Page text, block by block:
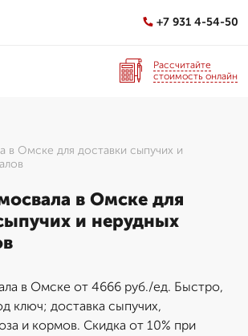
+7 931 4-54-50
Рассчитайте
стоимость онлайн
в Омске для доставки сыпучих и
в Омске для
и нерудных
в Омске от 4666 руб./ед. Быстро,
ключ; доставка сыпучих,
и кормов. Скидка от 10% при